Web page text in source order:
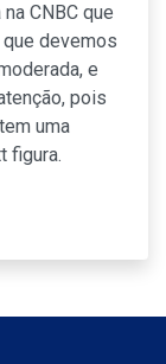
CNBC que
devemos
e
pois
uma
figura.